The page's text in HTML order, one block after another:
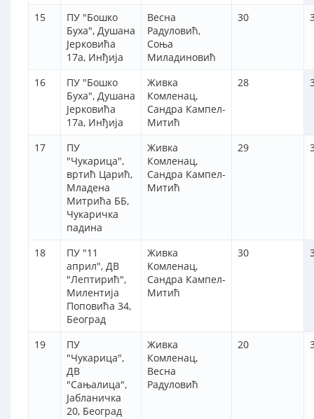
15
ПУ "Бошко
Буха", Душана
Јерковића
17а, Инђија
Весна
Радуловић,
Соња
Миладиновић
30
16
ПУ "Бошко
Буха", Душана
Јерковића
17а, Инђија
Живка
Комленац,
Сандра Кампел-
Митић
28
17
ПУ
"Чукарица",
вртић Царић,
Младена
Митрића ББ,
Чукаричка
падина
Живка
Комленац,
Сандра Кампел-
Митић
29
18
ПУ "11
април", ДВ
"Лептирић",
Милентија
Поповића 34,
Београд
Живка
Комленац,
Сандра Кампел-
Митић
30
19
ПУ
"Чукарица",
ДВ
"Сањалица",
Јабланичка
20, Београд
Живка
Комленац,
Весна
Радуловић
20